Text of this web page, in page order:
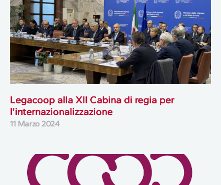
Legacoop alla XII Cabina di regia per
l’internazionalizzazione
11 Marzo 2024